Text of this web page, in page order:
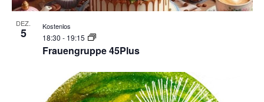
DEZ.
5
Frauengruppe 45Plus
18:30 - 19:15
Kostenlos